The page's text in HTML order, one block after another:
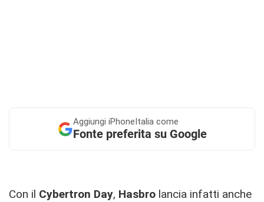
Aggiungi iPhoneItalia come
Fonte preferita su Google
Con il Cybertron Day, Hasbro lancia infatti anche